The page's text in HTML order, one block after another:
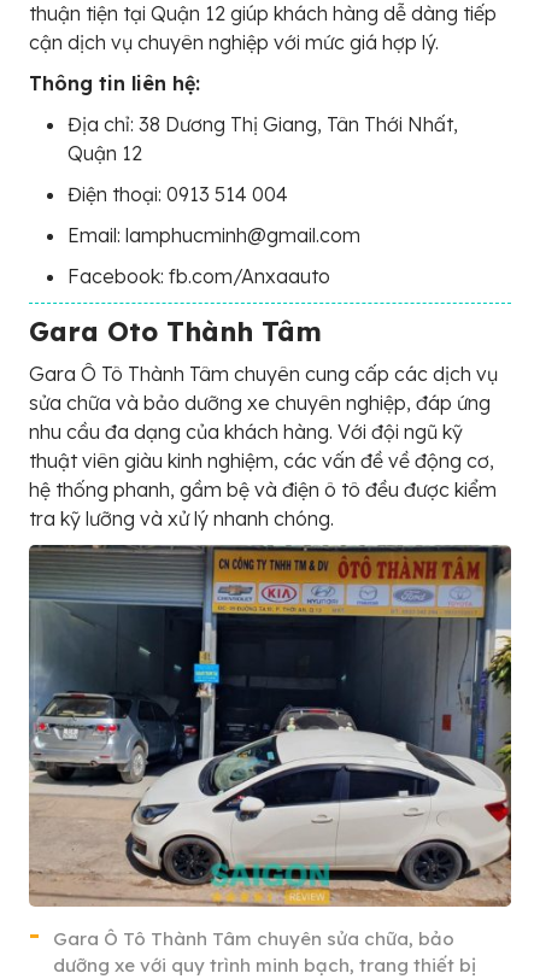
thuận tiện tại Quận 12 giúp khách hàng dễ dàng tiếp
cận dịch vụ chuyên nghiệp với mức giá hợp lý.
Thông tin liên hệ:
Địa chỉ: 38 Dương Thị Giang, Tân Thới Nhất,
Quận 12
Điện thoại: 0913 514 004
Email: lamphucminh@gmail.com
Facebook: fb.com/Anxaauto
Gara Oto Thành Tâm
Gara Ô Tô Thành Tâm chuyên cung cấp các dịch vụ
sửa chữa và bảo dưỡng xe chuyên nghiệp, đáp ứng
nhu cầu đa dạng của khách hàng. Với đội ngũ kỹ
thuật viên giàu kinh nghiệm, các vấn đề về động cơ,
hệ thống phanh, gầm bệ và điện ô tô đều được kiểm
tra kỹ lưỡng và xử lý nhanh chóng.
Gara Ô Tô Thành Tâm chuyên sửa chữa, bảo
dưỡng xe với quy trình minh bạch, trang thiết bị